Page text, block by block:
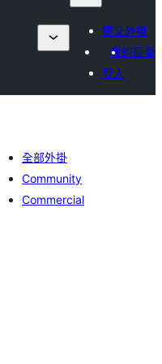
提交外掛
我的最愛
登入
全部外掛
Community
Commercial